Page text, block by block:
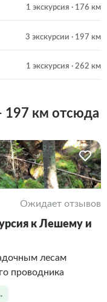
1 экскурсия · 176 км
3 экскурсии · 197 км
1 экскурсия · 262 км
197 км отсюда
Ожидает отзывов
к Лешему и
лесам
проводника